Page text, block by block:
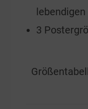
lebendigen
3